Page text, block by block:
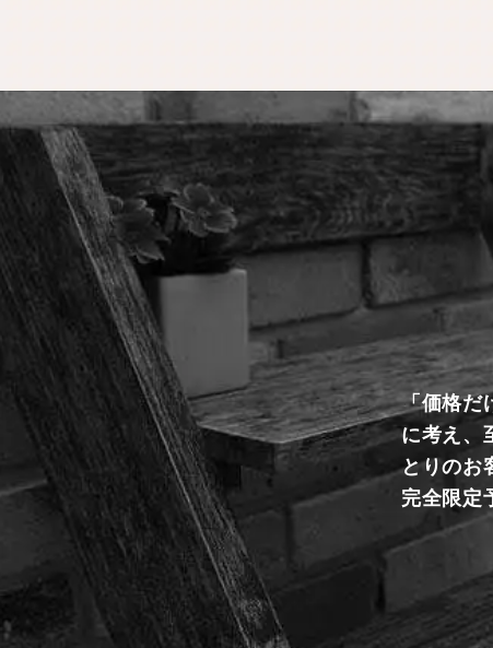
「価格だ
に考え、
とりのお
完全限定